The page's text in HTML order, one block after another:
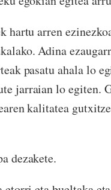
hartu arren
Adina
pasatu ahala lo
jarraian lo egiten.
kalitatea
dezakete.